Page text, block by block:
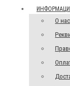
О нас